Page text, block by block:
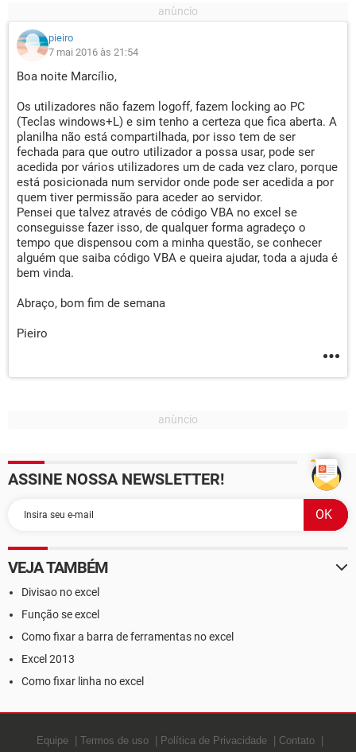
pieiro
7 mai 2016 às 21:54
Boa noite Marcílio,
Os utilizadores não fazem logoff, fazem locking ao PC
(Teclas windows+L) e sim tenho a certeza que fica aberta. A
planilha não está compartilhada, por isso tem de ser
fechada para que outro utilizador a possa usar, pode ser
acedida por vários utilizadores um de cada vez claro, porque
está posicionada num servidor onde pode ser acedida a por
quem tiver permissão para aceder ao servidor.
Pensei que talvez através de código VBA no excel se
conseguisse fazer isso, de qualquer forma agradeço o
tempo que dispensou com a minha questão, se conhecer
alguém que saiba código VBA e queira ajudar, toda a ajuda é
bem vinda.
Abraço, bom fim de semana
Pieiro
ASSINE NOSSA NEWSLETTER!
VEJA TAMBÉM
Divisao no excel
Função se excel
Como fixar a barra de ferramentas no excel
Excel 2013
Como fixar linha no excel
Equipe Termos de uso Política de Privacidade Contato